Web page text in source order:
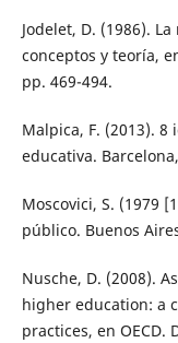
Jodelet, D. (1986).
conceptos y teoría,
pp. 469-494.
Malpica, F. (2013). 8
educativa.
Moscovici, S. (1979
público. Buenos
Nusche, D. (2008).
higher education: a
practices, en OECD.